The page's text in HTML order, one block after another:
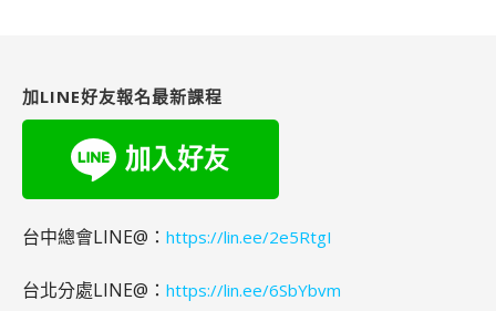
字:
加LINE好友報名最新課程
台中總會LINE@： https://lin.ee/2e5RtgI
台北分處LINE@： https://lin.ee/6SbYbvm